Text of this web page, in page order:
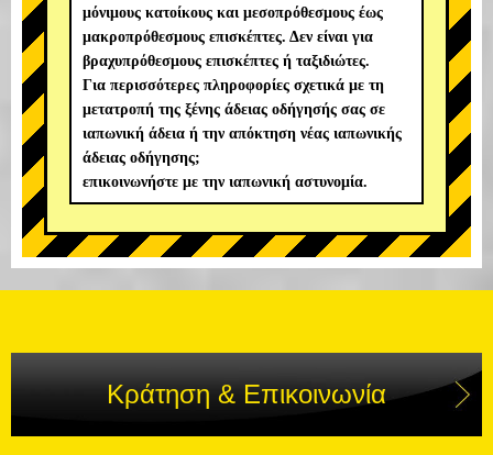
μόνιμους κατοίκους και μεσοπρόθεσμους έως
μακροπρόθεσμους επισκέπτες. Δεν είναι για
βραχυπρόθεσμους επισκέπτες ή ταξιδιώτες.
Για περισσότερες πληροφορίες σχετικά με τη
μετατροπή της ξένης άδειας οδήγησής σας σε
ιαπωνική άδεια ή την απόκτηση νέας ιαπωνικής
άδειας οδήγησης;
επικοινωνήστε με την ιαπωνική αστυνομία.
Κράτηση & Επικοινωνία